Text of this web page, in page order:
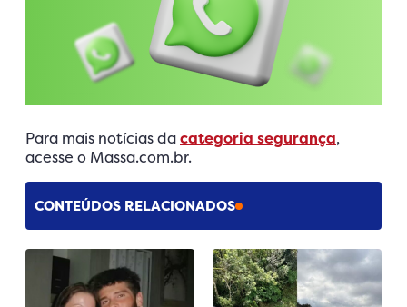
Para mais notícias dacategoria segurança,
acesse o Massa.com.br.
CONTEÚDOS RELACIONADOS